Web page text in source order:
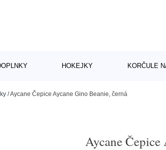
HOKEJKY KORČULE
/Aycane Čepice Aycane Gino Beanie, černá
Aycane Čepice